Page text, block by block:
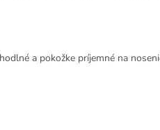
a pokožke príjemné na